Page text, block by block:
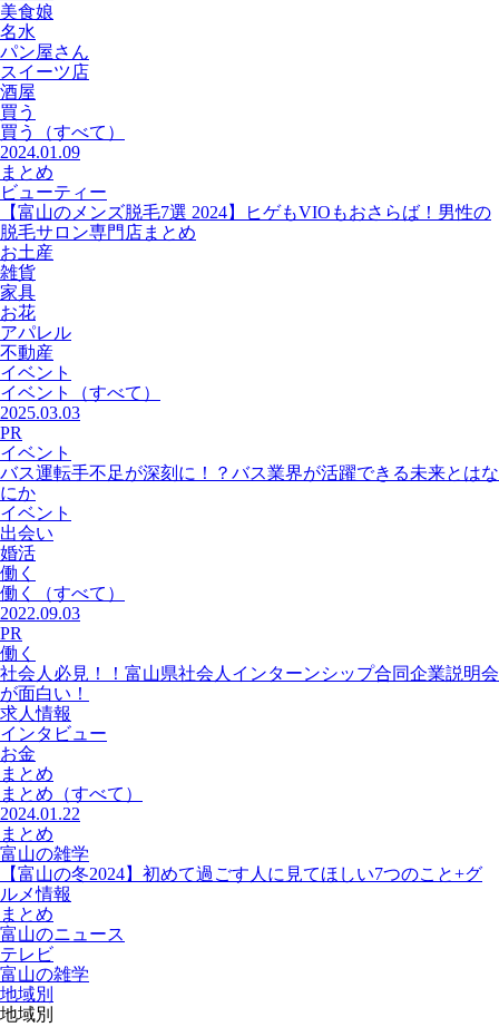
美食娘
名水
パン屋さん
スイーツ店
酒屋
買う
買う
（すべて）
2024.01.09
まとめ
ビューティー
【富山のメンズ脱毛7選 2024】ヒゲもVIOもおさらば！男性の
脱毛サロン専門店まとめ
お土産
雑貨
家具
お花
アパレル
不動産
イベント
イベント
（すべて）
2025.03.03
PR
イベント
バス運転手不足が深刻に！？バス業界が活躍できる未来とはな
にか
イベント
出会い
婚活
働く
働く
（すべて）
2022.09.03
PR
働く
社会人必見！！富山県社会人インターンシップ合同企業説明会
が面白い！
求人情報
インタビュー
お金
まとめ
まとめ （すべて）
2024.01.22
まとめ
富山の雑学
【富山の冬2024】初めて過ごす人に見てほしい7つのこと+グ
ルメ情報
まとめ
富山のニュース
テレビ
富山の雑学
地域別
地域別